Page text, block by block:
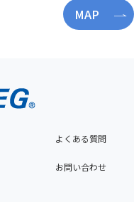
よくある質問
お問い合わせ
MAP